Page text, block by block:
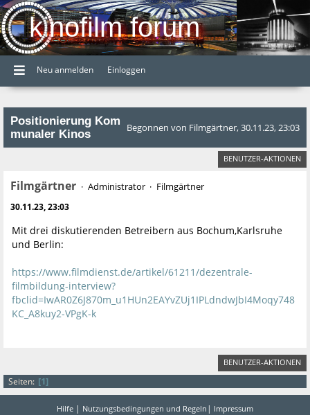
kinofilm forum
Neu anmelden Einloggen
Positionierung Kom
munaler Kinos
Begonnen von Filmgärtner, 30.11.23, 23:03
BENUTZER-AKTIONEN
Filmgärtner Administrator Filmgärtner
30.11.23, 23:03
Mit drei diskutierenden Betreibern aus Bochum,Karlsruhe
und Berlin:
https://www.filmdienst.de/artikel/61211/dezentrale-
filmbildung-interview?
fbclid=IwAR0Z6J870m_u1HUn2EAYvZUj1IPLdndwJbI4Moqy748
KC_A8kuy2-VPgK-k
BENUTZER-AKTIONEN
Seiten 1
Hilfe | Nutzungsbedingungen und Regeln | Impressum